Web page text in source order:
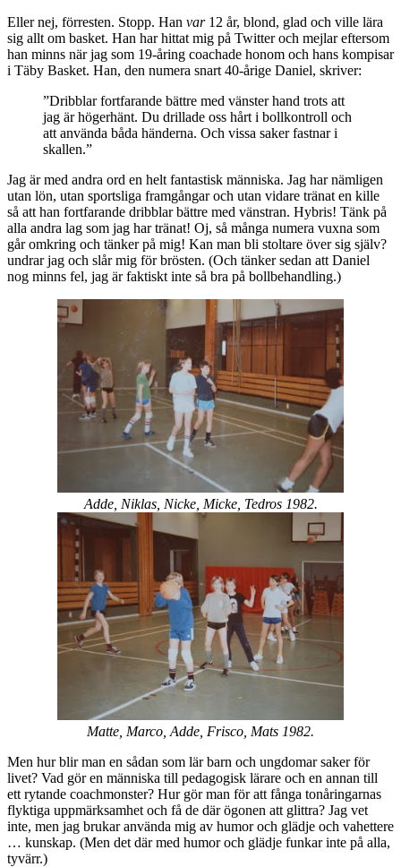
Eller nej, förresten. Stopp. Han var12 år, blond, glad och ville lära
sig allt om basket. Han har hittat mig på Twitter och mejlar eftersom
han minns när jag som 19-åring coachade honom och hans kompisar
i Täby Basket. Han, den numera snart 40-årige Daniel, skriver:
”Dribblar fortfarande bättre med vänster hand trots att
jag är högerhänt. Du drillade oss hårt i bollkontroll och
att använda båda händerna. Och vissa saker fastnar i
skallen.”
Jag är med andra ord en helt fantastisk människa. Jag har nämligen
utan lön, utan sportsliga framgångar och utan vidare tränat en kille
så att han fortfarande dribblar bättre med vänstran. Hybris! Tänk på
alla andra lag som jag har tränat! Oj, så många numera vuxna som
går omkring och tänker på mig! Kan man bli stoltare över sig själv?
undrar jag och slår mig för brösten. (Och tänker sedan att Daniel
nog minns fel, jag är faktiskt inte så bra på bollbehandling.)
Adde, Niklas, Nicke, Micke, Tedros 1982.
Matte, Marco, Adde, Frisco, Mats 1982.
Men hur blir man en sådan som lär barn och ungdomar saker för
livet? Vad gör en människa till pedagogisk lärare och en annan till
ett rytande coachmonster? Hur gör man för att fånga tonåringarnas
flyktiga uppmärksamhet och få de där ögonen att glittra? Jag vet
inte, men jag brukar använda mig av humor och glädje och vahettere
… kunskap. (Men det där med humor och glädje funkar inte på alla,
tyvärr.)